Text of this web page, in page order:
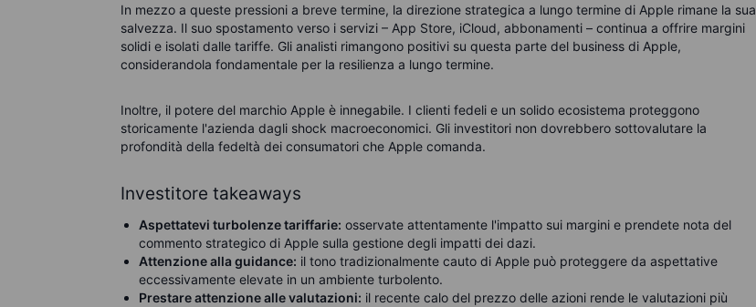
In mezzo a queste pressioni a breve termine, la direzione strategica a lungo termine di Apple rimane la sua
salvezza. Il suo spostamento verso i servizi – App Store, iCloud, abbonamenti – continua a offrire margini
solidi e isolati dalle tariffe. Gli analisti rimangono positivi su questa parte del business di Apple,
considerandola fondamentale per la resilienza a lungo termine.
Inoltre, il potere del marchio Apple è innegabile. I clienti fedeli e un solido ecosistema proteggono
storicamente l'azienda dagli shock macroeconomici. Gli investitori non dovrebbero sottovalutare la
profondità della fedeltà dei consumatori che Apple comanda.
Investitore takeaways
Aspettatevi turbolenze tariffarie: osservate attentamente l'impatto sui margini e prendete nota del
commento strategico di Apple sulla gestione degli impatti dei dazi.
Attenzione alla guidance: il tono tradizionalmente cauto di Apple può proteggere da aspettative
eccessivamente elevate in un ambiente turbolento.
Prestare attenzione alle valutazioni: il recente calo del prezzo delle azioni rende le valutazioni più